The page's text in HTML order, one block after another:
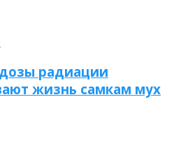
радиации
жизнь самкам мух